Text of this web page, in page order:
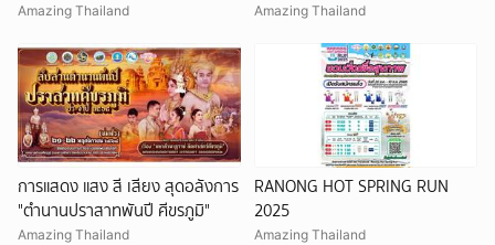
Amazing Thailand Amazing Thailand
การแสดง แสง สี เสียง สุดอลังการ
"ตำนานปราสาทพันปี ศีขรภูมิ"
Amazing Thailand
RANONG HOT SPRING RUN
2025
Amazing Thailand